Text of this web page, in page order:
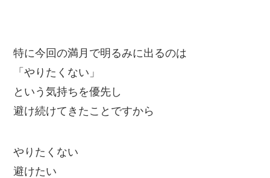
特に今回の満月で明るみに出るのは
「やりたくない」
という気持ちを優先し
避け続けてきたことですから
やりたくない
避けたい